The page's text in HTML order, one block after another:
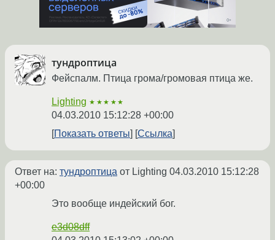
тундроптица
Фейспалм. Птица грома/громовая птица же.
Lighting ★★★★★
04.03.2010 15:12:28 +00:00
Показать ответы
Ссылка
Ответ на: тундроптица от Lighting 04.03.2010 15:12:28
+00:00
Это вообще индейский бог.
e3d08dff